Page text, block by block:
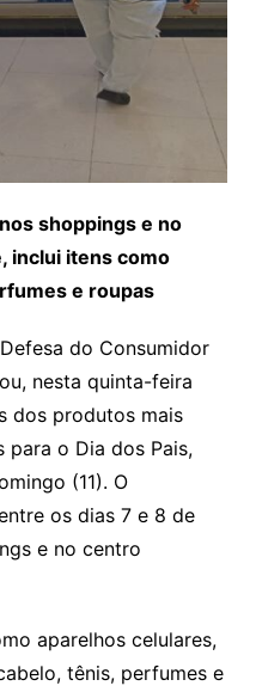
shoppings e no
inclui itens como
e roupas
do Consumidor
nesta quinta-feira
dos produtos mais
para o Dia dos Pais,
(11). O
os dias 7 e 8 de
e no centro
aparelhos celulares,
tênis, perfumes e